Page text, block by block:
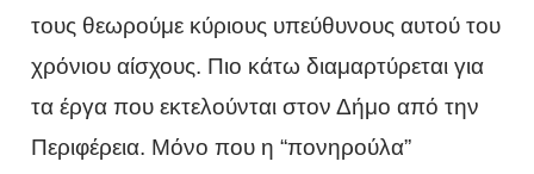
τους θεωρούμε κύριους υπεύθυνους αυτού του
χρόνιου αίσχους. Πιο κάτω διαμαρτύρεται για
τα έργα που εκτελούνται στον Δήμο από την
Περιφέρεια. Μόνο που η “πονηρούλα”